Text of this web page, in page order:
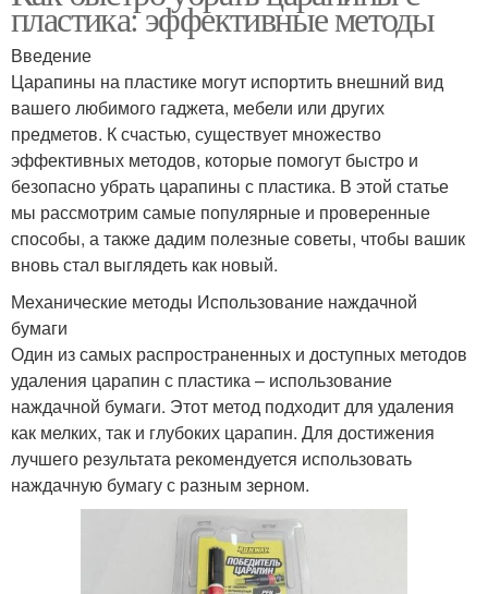
пластика: эффективные методы
Введение
Царапины на пластике могут испортить внешний вид
вашего любимого гаджета, мебели или других
предметов. К счастью, существует множество
эффективных методов, которые помогут быстро и
безопасно убрать царапины с пластика. В этой статье
мы рассмотрим самые популярные и проверенные
способы, а также дадим полезные советы, чтобы вашик
вновь стал выглядеть как новый.
Механические методы Использование наждачной
бумаги
Один из самых распространенных и доступных методов
удаления царапин с пластика – использование
наждачной бумаги. Этот метод подходит для удаления
как мелких, так и глубоких царапин. Для достижения
лучшего результата рекомендуется использовать
наждачную бумагу с разным зерном.